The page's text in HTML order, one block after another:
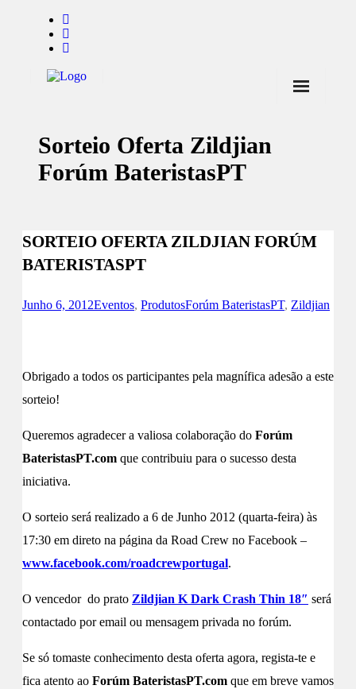
Notícias
Marcas
Pontos de Venda
Promoções
Contactos
Sorteio Oferta Zildjian
Forúm BateristasPT
SORTEIO OFERTA ZILDJIAN FORÚM
BATERISTASPT
Junho 6, 2012Eventos, ProdutosForúm BateristasPT, Zildjian
Obrigado a todos os participantes pela magnífica adesão a este
sorteio!
Queremos agradecer a valiosa colaboração do Forúm
BateristasPT.com que contribuiu para o sucesso desta
iniciativa.
O sorteio será realizado a 6 de Junho 2012 (quarta-feira) às
17:30 em direto na página da Road Crew no Facebook –
www.facebook.com/roadcrewportugal.
O vencedor do prato Zildjian K Dark Crash Thin 18″ será
contactado por email ou mensagem privada no forúm.
Se só tomaste conhecimento desta oferta agora, regista-te e
fica atento ao Forúm BateristasPT.com que em breve vamos